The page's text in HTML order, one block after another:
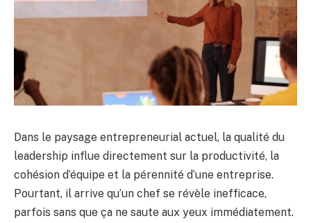
Dans le paysage entrepreneurial actuel, la qualité du
leadership influe directement sur la productivité, la
cohésion d’équipe et la pérennité d’une entreprise.
Pourtant, il arrive qu’un chef se révèle inefficace,
parfois sans que ça ne saute aux yeux immédiatement.